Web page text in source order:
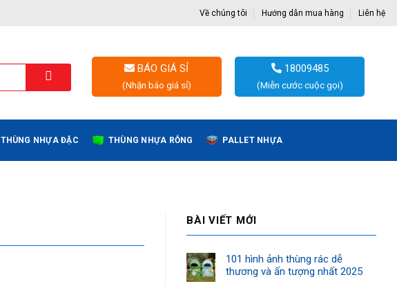
Về chúng tôi Hướng dẫn mua hàng Liên hệ
BÁO GIÁ SỈ
(Nhận báo giá sỉ)
18009485
(Miễn cước cuộc gọi)
THÙNG NHỰA ĐẶC THÙNG NHỰA RỖNG PALLET NHỰA
BÀI VIẾT MỚI
101 hình ảnh thùng rác dễ
thương và ấn tượng nhất 2025